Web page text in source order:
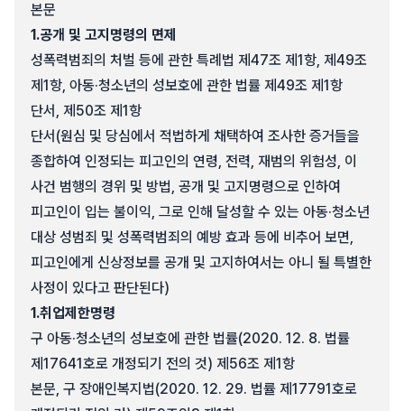
본문
1.공개 및 고지명령의 면제
성폭력범죄의 처벌 등에 관한 특례법 제47조 제1항, 제49조
제1항, 아동·청소년의 성보호에 관한 법률 제49조 제1항
단서, 제50조 제1항
단서(원심 및 당심에서 적법하게 채택하여 조사한 증거들을
종합하여 인정되는 피고인의 연령, 전력, 재범의 위험성, 이
사건 범행의 경위 및 방법, 공개 및 고지명령으로 인하여
피고인이 입는 불이익, 그로 인해 달성할 수 있는 아동·청소년
대상 성범죄 및 성폭력범죄의 예방 효과 등에 비추어 보면,
피고인에게 신상정보를 공개 및 고지하여서는 아니 될 특별한
사정이 있다고 판단된다)
1.취업제한명령
구 아동·청소년의 성보호에 관한 법률(2020. 12. 8. 법률
제17641호로 개정되기 전의 것) 제56조 제1항
본문, 구 장애인복지법(2020. 12. 29. 법률 제17791호로